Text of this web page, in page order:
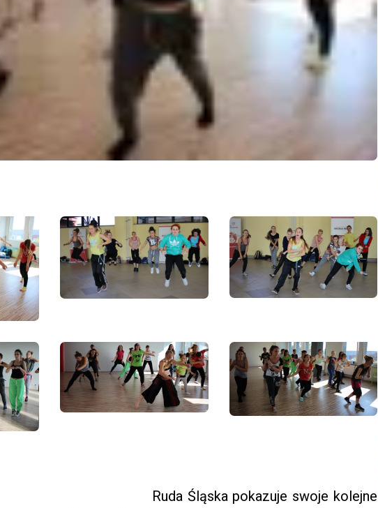
Ruda Śląska pokazuje swoje kolejne